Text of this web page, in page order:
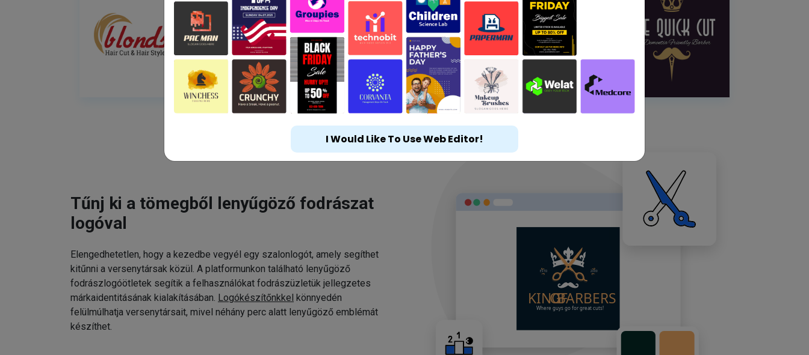
Tűnj ki a tömegből lenyűgöző fodrászat
logóval
Elengedhetetlen, hogy a kezedbe vegyél egy szalonlogót, amely segíthet
kitűnni a versenytársak közül. A platformunkon található lenyűgöző
fodrászlogóötletek segítik a felhasználókat fodrászüzletük jellegzetes
márkaidentitásának kialakításában. Logókészítőnkkel könnyedén
felülmúlhatja versenytársait, mivel néhány perc alatt lenyűgöző emblémát
készíthet.
I Would Like To Use Web Editor!